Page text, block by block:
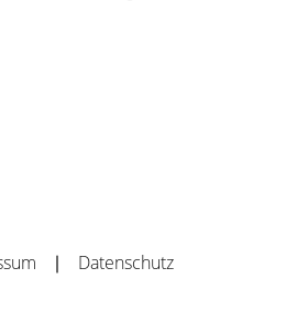
Datenschutz